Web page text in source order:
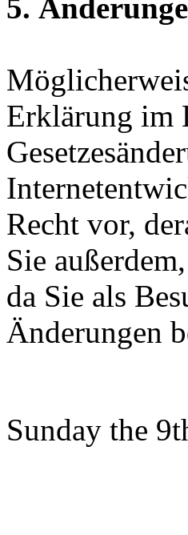
5.
Erklärung im
Recht vor,
Sie
da Sie als
Änderungen
Sunday the